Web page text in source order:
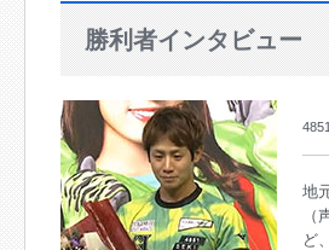
勝利者インタビュー
4851
地
ど